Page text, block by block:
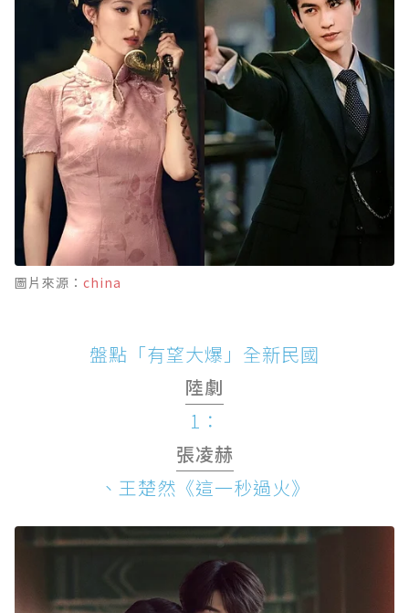
圖片來源： china
盤點「有望大爆」全新民國
陸劇
1：
張凌赫
、王楚然《這一秒過火》